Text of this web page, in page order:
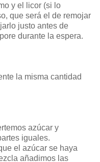
y el licor (si lo
que será el de remojar
justo antes de
durante la espera.
la misma cantidad
azúcar y
iguales.
el azúcar se haya
añadimos las